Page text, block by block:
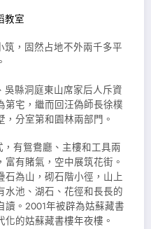
教室
，固然占地不外兩千多平
縣洞庭東山席家后人斥資
第宅，繼而回汪偽師長徐樸
分室第和園林兩部門。
有鴛鴦廳、主樓和工具兩
有賭氣，空中展筑花街。
石為山，砌石階小徑，山上
水池、湖石、花徑和長長的
。2001年被辟為姑蘇藏書
的姑蘇藏書樓年夜樓。